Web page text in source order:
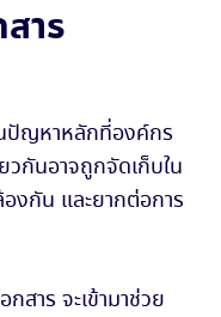
าร
ปัญหาหลักที่องค์กร
วกันอาจถูกจัดเก็บใน
งกัน และยากต่อการ
สาร จะเข้ามาช่วย